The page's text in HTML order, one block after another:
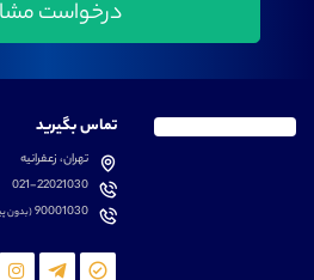
تماس بگیرید
تهران، زعفرانیه
021-22021030
90001030(بدون